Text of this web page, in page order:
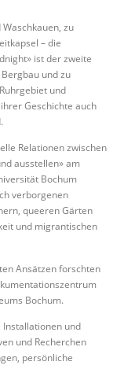
zu
– die
ist der zweite
und zu
und
Geschichte auch
Relationen zwischen
ausstellen» am
Bochum
verborgenen
queeren Gärten
und migrantischen
Ansätzen forschten
Bochum.
Installationen und
und Recherchen
persönliche